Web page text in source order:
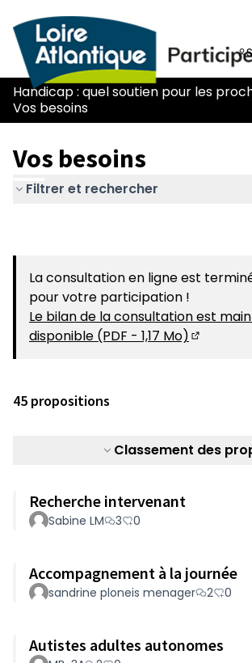
Handicap : quel soutien pour les
Vos besoins
Vos besoins
Filtrer et rechercher
La consultation en ligne est
pour votre participation !
Le bilan de la consultation est
disponible (PDF - 1,17 Mo)
45 propositions
Classement des
Recherche intervenant
Sabine LM 3 0
Accompagnement à la journée
sandrine ploneis menager 2 0
Autistes adultes autonomes